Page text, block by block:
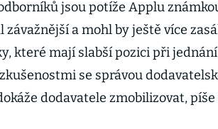
jsou potíže Applu
závažnější a mohl by ještě více
které mají slabší pozici při
se správou
dodavatele zmobilizovat,